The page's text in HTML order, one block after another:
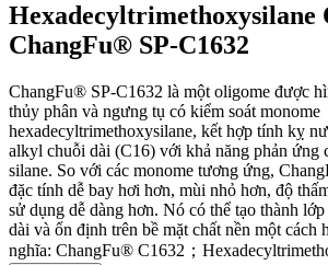
Hexadecyltrimethoxysilane
ChangFu® SP-C1632
ChangFu® SP-C1632 là một oligome được
thủy phân và ngưng tụ có kiểm soát monome
hexadecyltrimethoxysilane, kết hợp tính kỵ
alkyl chuỗi dài (C16) với khả năng phản ứng
silane. So với các monome tương ứng,
đặc tính dễ bay hơi hơn, mùi nhỏ hơn, độ
sử dụng dễ dàng hơn. Nó có thể tạo thành
dài và ổn định trên bề mặt chất nền một cách
nghĩa: ChangFu® C1632；